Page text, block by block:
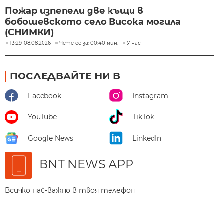
Пожар изпепели две къщи в
бобошевското село Висока могила
(СНИМКИ)
13:29, 08.08.2026 Чете се за: 00:40 мин. У нас
ПОСЛЕДВАЙТЕ НИ В
Facebook Instagram
YouTube TikTok
Google News LinkedIn
BNT NEWS APP
Всичко най-важно в твоя телефон